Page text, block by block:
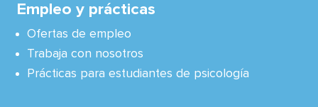
Empleo y prácticas
Ofertas de empleo
Trabaja con nosotros
Prácticas para estudiantes de psicología